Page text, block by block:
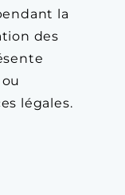
la
des
légales.